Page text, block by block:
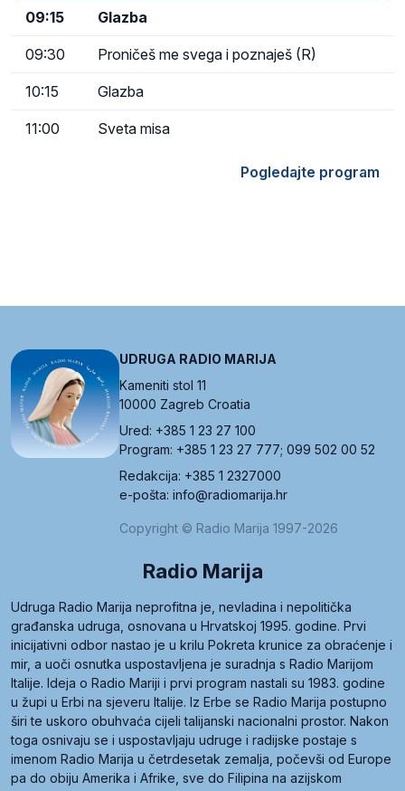
09:15 Glazba
09:30 Proničeš me svega i poznaješ (R)
10:15 Glazba
11:00 Sveta misa
Pogledajte program
UDRUGA RADIO MARIJA
Kameniti stol 11
10000 Zagreb Croatia
Ured: +385 1 23 27 100
Program: +385 1 23 27 777; 099 502 00 52
Redakcija: +385 1 2327000
e-pošta: info@radiomarija.hr
Copyright © Radio Marija 1997-2026
Radio Marija
Udruga Radio Marija neprofitna je, nevladina i nepolitička
građanska udruga, osnovana u Hrvatskoj 1995. godine. Prvi
inicijativni odbor nastao je u krilu Pokreta krunice za obraćenje i
mir, a uoči osnutka uspostavljena je suradnja s Radio Marijom
Italije. Ideja o Radio Mariji i prvi program nastali su 1983. godine
u župi u Erbi na sjeveru Italije. Iz Erbe se Radio Marija postupno
širi te uskoro obuhvaća cijeli talijanski nacionalni prostor. Nakon
toga osnivaju se i uspostavljaju udruge i radijske postaje s
imenom Radio Marija u četrdesetak zemalja, počevši od Europe
pa do obiju Amerika i Afrike, sve do Filipina na azijskom